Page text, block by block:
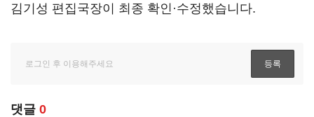
김기성 편집국장이 최종 확인·수정했습니다.
댓글 0